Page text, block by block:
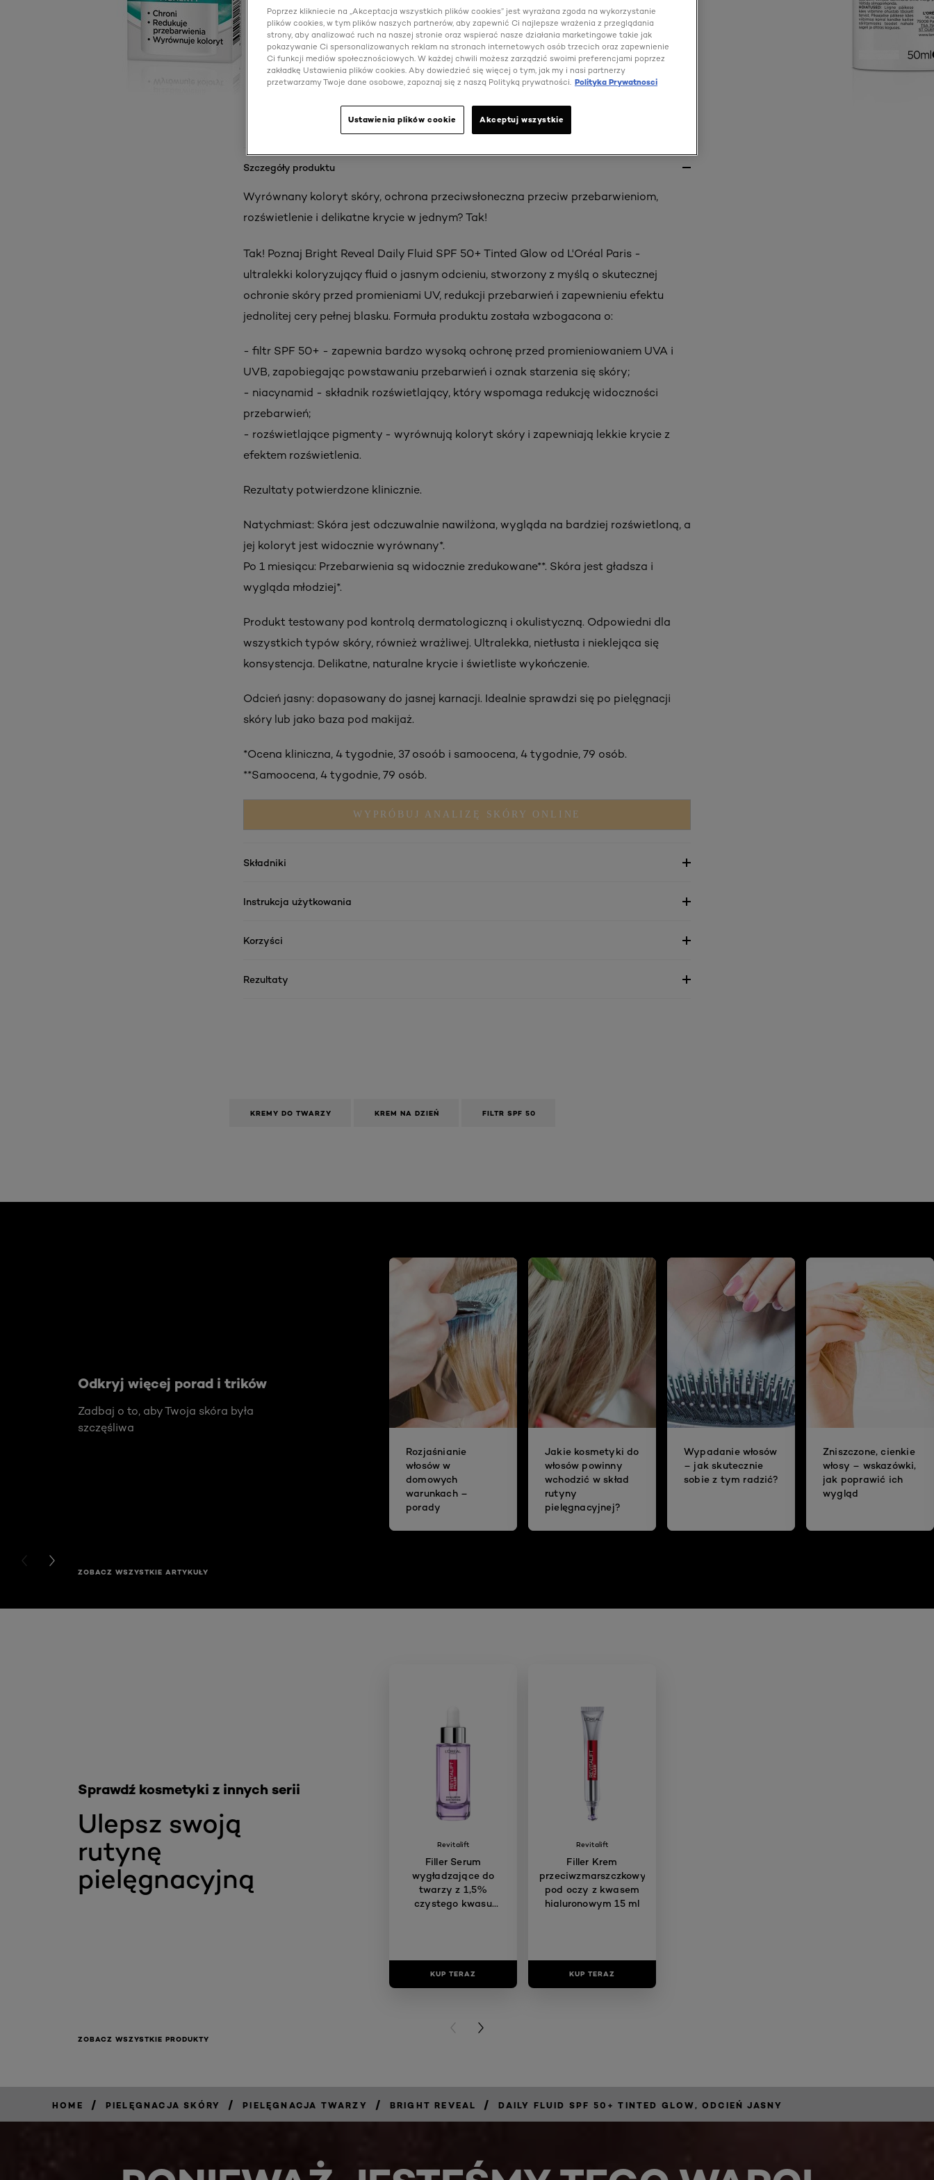
Szczegóły produktu
Wyrównany koloryt skóry, ochrona przeciwsłoneczna przeciw przebarwieniom,
rozświetlenie i delikatne krycie w jednym? Tak!
Tak! Poznaj Bright Reveal Daily Fluid SPF 50+ Tinted Glow od L'Oréal Paris -
ultralekki koloryzujący fluid o jasnym odcieniu, stworzony z myślą o skutecznej
ochronie skóry przed promieniami UV, redukcji przebarwień i zapewnieniu efektu
jednolitej cery pełnej blasku. Formuła produktu została wzbogacona o:
- filtr SPF 50+ - zapewnia bardzo wysoką ochronę przed promieniowaniem UVA i
UVB, zapobiegając powstawaniu przebarwień i oznak starzenia się skóry;
- niacynamid - składnik rozświetlający, który wspomaga redukcję widoczności
przebarwień;
- rozświetlające pigmenty - wyrównują koloryt skóry i zapewniają lekkie krycie z
efektem rozświetlenia.
Rezultaty potwierdzone klinicznie.
Natychmiast: Skóra jest odczuwalnie nawilżona, wygląda na bardziej rozświetloną, a
jej koloryt jest widocznie wyrównany*.
Po 1 miesiącu: Przebarwienia są widocznie zredukowane**. Skóra jest gładsza i
wygląda młodziej*.
Produkt testowany pod kontrolą dermatologiczną i okulistyczną. Odpowiedni dla
wszystkich typów skóry, również wrażliwej. Ultralekka, nietłusta i nieklejąca się
konsystencja. Delikatne, naturalne krycie i świetliste wykończenie.
Odcień jasny: dopasowany do jasnej karnacji. Idealnie sprawdzi się po pielęgnacji
skóry lub jako baza pod makijaż.
*Ocena kliniczna, 4 tygodnie, 37 osoób i samoocena, 4 tygodnie, 79 osób.
**Samoocena, 4 tygodnie, 79 osób.
WYPRÓBUJ ANALIZĘ SKÓRY ONLINE
Składniki
Instrukcja użytkowania
Korzyści
Rezultaty
KREMY DO TWARZY KREM NA DZIEŃ FILTR SPF 50
Odkryj więcej porad i trików
Zadbaj o to, aby Twoja skóra była
szczęśliwa
Rozjaśnianie
włosów w
domowych
warunkach –
porady
Jakie kosmetyki do
włosów powinny
wchodzić w skład
rutyny
pielęgnacyjnej?
Wypadanie włosów
– jak skutecznie
sobie z tym radzić?
Zniszczone, cienkie
włosy – wskazówki,
jak poprawić ich
wygląd
PREVIOUS CARD
NEXT CARD
ZOBACZ WSZYSTKIE ARTYKUŁY
Ulepsz swoją
rutynę
pielęgnacyjną
Sprawdź kosmetyki z innych serii
Revitalift
Filler Serum
wygładzające do
twarzy z 1,5%
czystego kwasu
KUP TERAZ
Revitalift
Filler Krem
przeciwzmarszczkowy
pod oczy z kwasem
hialuronowym 15 ml
KUP TERAZ
PREVIOUS CARD
NEXT CARD
ZOBACZ WSZYSTKIE PRODUKTY
HOME / PIELĘGNACJA SKÓRY / PIELĘGNACJA TWARZY / BRIGHT REVEAL / DAILY FLUID SPF 50+ TINTED GLOW, ODCIEŃ JASNY
Poprzez klikniecie na „Akceptacja wszystkich plików cookies” jest wyrażana zgoda na wykorzystanie
plików cookies, w tym plików naszych partnerów, aby zapewnić Ci najlepsze wrażenia z przeglądania
strony, aby analizować ruch na naszej stronie oraz wspierać nasze działania marketingowe takie jak
pokazywanie Ci spersonalizowanych reklam na stronach internetowych osób trzecich oraz zapewnienie
Ci funkcji mediów społecznościowych. W każdej chwili możesz zarządzić swoimi preferencjami poprzez
zakładkę Ustawienia plików cookies. Aby dowiedzieć się więcej o tym, jak my i nasi partnerzy
przetwarzamy Twoje dane osobowe, zapoznaj się z naszą Polityką prywatności. Polityka Prywatnosci
Ustawienia plików cookie Akceptuj wszystkie